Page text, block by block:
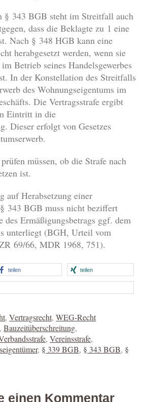
§ 343 BGB steht im Streitfall auch
dass die Beklagte zu 1 eine
Nach § 348 HGB kann eine
herabgesetzt werden, wenn sie
Betrieb seines Handelsgewerbes
In der Konstellation des Streitfalls
des Wohnungseigentums im
Die Vertragsstrafe ergibt
Eintritt in die
Dieser erfolgt von Gesetzes
müssen, ob die Strafe nach
ist.
auf Herabsetzung einer
343 BGB muss nicht beziffert
des Ermäßigungsbetrags ggf. dem
unterliegt (BGH, Urteil vom
69/66, MDR 1968, 751).
teilen teilen
,Vertragsrecht,WEG-Recht
,Bauzeitüberschreitung,
,Vereinsstrafe,
, § 339 BGB, § 343 BGB, §
einen Kommentar